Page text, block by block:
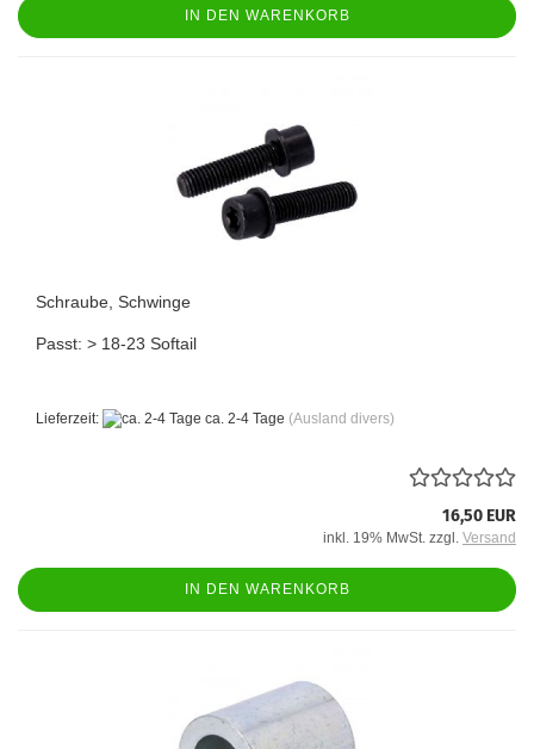
IN DEN WARENKORB
Schraube, Schwinge
Passt: > 18-23 Softail
Lieferzeit: ca. 2-4 Tage (Ausland divers)
16,50 EUR
inkl. 19% MwSt. zzgl. Versand
IN DEN WARENKORB